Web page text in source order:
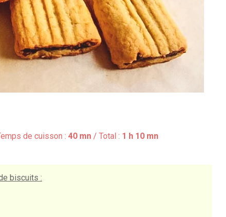
de cuisson : 40 mn / Total : 1 h 10 mn
biscuits :